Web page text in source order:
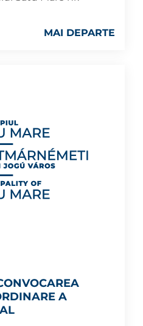
MAI DEPARTE
A